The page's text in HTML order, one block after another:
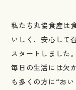
私たち丸協食産は
いしく、 安心して
スタートしました。
毎日の生活には欠
も多くの方に“お